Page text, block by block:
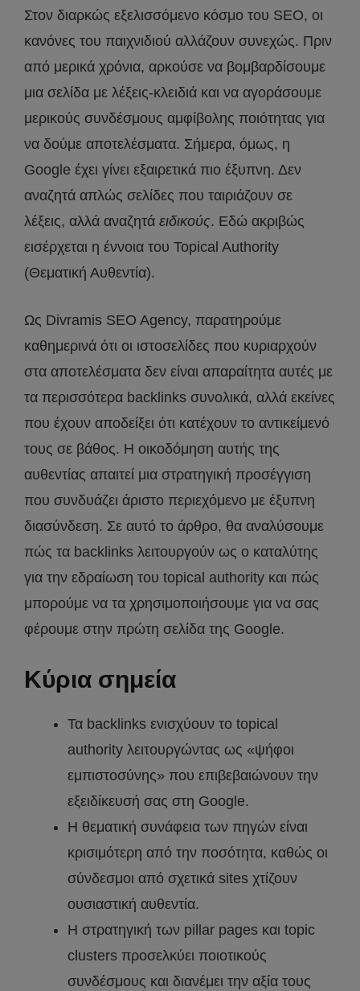
Στον διαρκώς εξελισσόμενο κόσμο του SEO, οι
κανόνες του παιχνιδιού αλλάζουν συνεχώς. Πριν
από μερικά χρόνια, αρκούσε να βομβαρδίσουμε
μια σελίδα με λέξεις-κλειδιά και να αγοράσουμε
μερικούς συνδέσμους αμφίβολης ποιότητας για
να δούμε αποτελέσματα. Σήμερα, όμως, η
Google έχει γίνει εξαιρετικά πιο έξυπνη. Δεν
αναζητά απλώς σελίδες που ταιριάζουν σε
λέξεις, αλλά αναζητά ειδικούς. Εδώ ακριβώς
εισέρχεται η έννοια του Topical Authority
(Θεματική Αυθεντία).
Ως Divramis SEO Agency, παρατηρούμε
καθημερινά ότι οι ιστοσελίδες που κυριαρχούν
στα αποτελέσματα δεν είναι απαραίτητα αυτές με
τα περισσότερα backlinks συνολικά, αλλά εκείνες
που έχουν αποδείξει ότι κατέχουν το αντικείμενό
τους σε βάθος. Η οικοδόμηση αυτής της
αυθεντίας απαιτεί μια στρατηγική προσέγγιση
που συνδυάζει άριστο περιεχόμενο με έξυπνη
διασύνδεση. Σε αυτό το άρθρο, θα αναλύσουμε
πώς τα backlinks λειτουργούν ως ο καταλύτης
για την εδραίωση του topical authority και πώς
μπορούμε να τα χρησιμοποιήσουμε για να σας
φέρουμε στην πρώτη σελίδα της Google.
Κύρια σημεία
Τα backlinks ενισχύουν το topical
authority λειτουργώντας ως «ψήφοι
εμπιστοσύνης» που επιβεβαιώνουν την
εξειδίκευσή σας στη Google.
Η θεματική συνάφεια των πηγών είναι
κρισιμότερη από την ποσότητα, καθώς οι
σύνδεσμοι από σχετικά sites χτίζουν
ουσιαστική αυθεντία.
Η στρατηγική των pillar pages και topic
clusters προσελκύει ποιοτικούς
συνδέσμους και διανέμει την αξία τους